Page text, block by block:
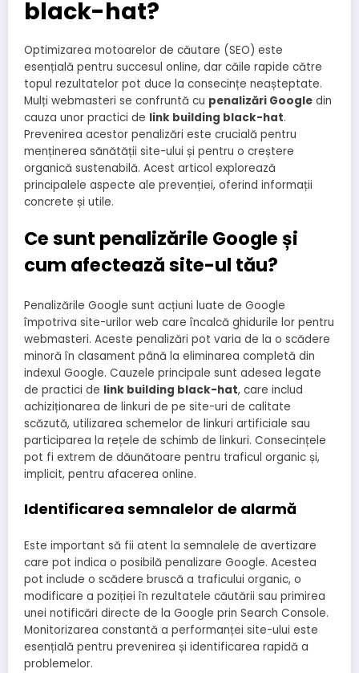
black-hat?
Optimizarea motoarelor de căutare (SEO) este
esențială pentru succesul online, dar căile rapide către
topul rezultatelor pot duce la consecințe neașteptate.
Mulți webmasteri se confruntă cu penalizări Google din
cauza unor practici de link building black-hat.
Prevenirea acestor penalizări este crucială pentru
menținerea sănătății site-ului și pentru o creștere
organică sustenabilă. Acest articol explorează
principalele aspecte ale prevenției, oferind informații
concrete și utile.
Ce sunt penalizările Google și
cum afectează site-ul tău?
Penalizările Google sunt acțiuni luate de Google
împotriva site-urilor web care încalcă ghidurile lor pentru
webmasteri. Aceste penalizări pot varia de la o scădere
minoră în clasament până la eliminarea completă din
indexul Google. Cauzele principale sunt adesea legate
de practici de link building black-hat, care includ
achiziționarea de linkuri de pe site-uri de calitate
scăzută, utilizarea schemelor de linkuri artificiale sau
participarea la rețele de schimb de linkuri. Consecințele
pot fi extrem de dăunătoare pentru traficul organic și,
implicit, pentru afacerea online.
Identificarea semnalelor de alarmă
Este important să fii atent la semnalele de avertizare
care pot indica o posibilă penalizare Google. Acestea
pot include o scădere bruscă a traficului organic, o
modificare a poziției în rezultatele căutării sau primirea
unei notificări directe de la Google prin Search Console.
Monitorizarea constantă a performanței site-ului este
esențială pentru prevenirea și identificarea rapidă a
problemelor.